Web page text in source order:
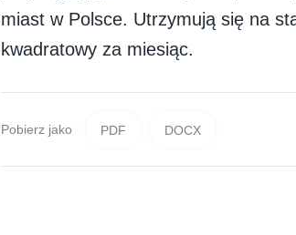
miast w Polsce. Utrzymują się na
kwadratowy za miesiąc.
Pobierz jako PDF DOCX